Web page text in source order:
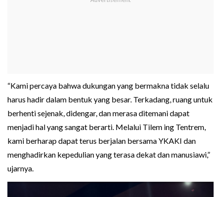
“Kami percaya bahwa dukungan yang bermakna tidak selalu
harus hadir dalam bentuk yang besar. Terkadang, ruang untuk
berhenti sejenak, didengar, dan merasa ditemani dapat
menjadi hal yang sangat berarti. Melalui Tilem ing Tentrem,
kami berharap dapat terus berjalan bersama YKAKI dan
menghadirkan kepedulian yang terasa dekat dan manusiawi,”
ujarnya.